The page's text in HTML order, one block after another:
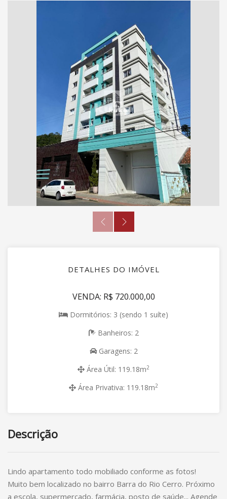
DETALHES DO IMÓVEL
VENDA: R$ 720.000,00
Dormitórios: 3 (sendo 1 suíte)
Banheiros: 2
Garagens: 2
Área Útil: 119.18m2
Área Privativa: 119.18m2
Descrição
Lindo apartamento todo mobiliado conforme as fotos!
Muito bem localizado no bairro Barra do Rio Cerro. Próximo
a escola, supermercado, farmácia, posto de saúde... Agende